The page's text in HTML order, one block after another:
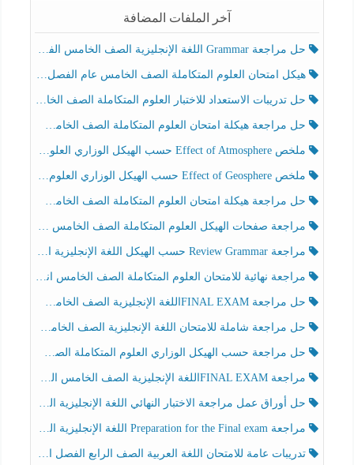
آخر الملفات المضافة
حل مراجعة Grammar اللغة الإنجليزية الصف الخامس الفصل الثالث
هيكل امتحان العلوم المتكاملة الصف الخامس عام الفصل الدراسي الثالث 2025-2026
حل تدريبات الاستعداد للاختبار العلوم المتكاملة الصف الخامس عام الفصل الثالث
حل مراجعة هيكلة امتحان العلوم المتكاملة الصف الخامس انسبير الفصل الثالث
ملخص Effect of Atmosphere حسب الهيكل الوزاري العلوم المتكاملة الصف الخامس انسبير الفصل الثالث
ملخص Effect of Geosphere حسب الهيكل الوزاري العلوم المتكاملة الصف الخامس انسبير الفصل الثالث
حل مراجعة هيكلة امتحان العلوم المتكاملة الصف الخامس عام الفصل الثالث
مراجعة صفحات الهيكل العلوم المتكاملة الصف الخامس انسبير الفصل الثالث
مراجعة Review Grammar حسب الهيكل اللغة الإنجليزية الصف الخامس الفصل الثالث
مراجعة نهائية للامتحان العلوم المتكاملة الصف الخامس انسبير الفصل الثالث
حل مراجعة FINAL EXAMاللغة الإنجليزية الصف الخامس الفصل الثالث
حل مراجعة شاملة للامتحان اللغة الإنجليزية الصف الخامس الفصل الثالث
حل مراجعة حسب الهيكل الوزاري العلوم المتكاملة الصف الخامس عام الفصل الثالث
مراجعة FINAL EXAMاللغة الإنجليزية الصف الخامس الفصل الثالث
حل أوراق عمل مراجعة الاختبار النهائي اللغة الإنجليزية الصف الرابع الفصل الثالث
مراجعة Preparation for the Final exam اللغة الإنجليزية الصف الرابع الفصل الثالث
تدريبات عامة للامتحان اللغة العربية الصف الرابع الفصل الثالث